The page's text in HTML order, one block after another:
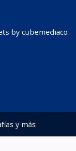
by cubemediaco
y más